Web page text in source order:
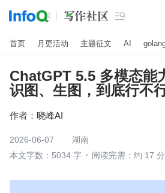

首页 月更活动 主题征文 AI
ChatGPT 5.5 多模态能
识图、生图，到底行不
作者： 晓峰AI
2026-06-07
湖南
本文字数：5034 字
阅读完需：约 17